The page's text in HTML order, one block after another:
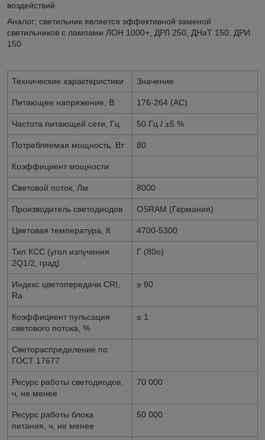
воздействий.
Аналог: светильник является эффективной заменой
светильников с лампами ЛОН 1000+, ДРЛ 250, ДНаТ 150, ДРИ
150
Технические характеристики Значение
Питающее напряжение, В 176-264 (AC)
Частота питающей сети, Гц 50 Гц / ±5 %
Потребляемая мощность, Вт 80
Коэффициент мощности
Световой поток, Лм 8000
Производитель светодиодов OSRAM (Германия)
Цветовая температура, К 4700-5300
Тип КСС (угол излучения
2Q1/2, град)
Г (80о)
Индекс цветопередачиCRI,
Ra
≥ 80
Коэффициент пульсация
светового потока, %
≤ 1
Светораспределение по
ГОСТ 17677
Ресурс работы светодиодов,
ч, не менее
70 000
Ресурс работы блока
питания, ч, не менее
50 000